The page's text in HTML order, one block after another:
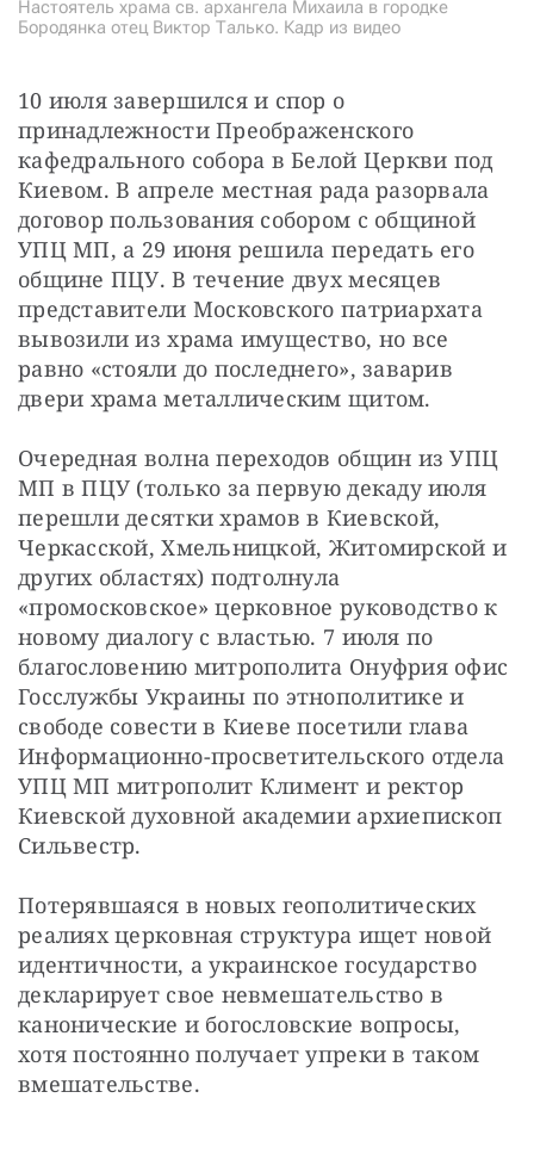
Настоятель храма св. архангела Михаила в городке
Бородянка отец Виктор Талько. Кадр из видео
10 июля завершился и спор о
принадлежности Преображенского
кафедрального собора в Белой Церкви под
Киевом. В апреле местная рада разорвала
договор пользования собором с общиной
УПЦ МП, а 29 июня решила передать его
общине ПЦУ. В течение двух месяцев
представители Московского патриархата
вывозили из храма имущество, но все
равно «стояли до последнего», заварив
двери храма металлическим щитом.
Очередная волна переходов общин из УПЦ
МП в ПЦУ (только за первую декаду июля
перешли десятки храмов в Киевской,
Черкасской, Хмельницкой, Житомирской и
других областях) подтолнула
«промосковское» церковное руководство к
новому диалогу с властью. 7 июля по
благословению митрополита Онуфрия офис
Госслужбы Украины по этнополитике и
свободе совести в Киеве посетили глава
Информационно-просветительского отдела
УПЦ МП митрополит Климент и ректор
Киевской духовной академии архиепископ
Сильвестр.
Потерявшаяся в новых геополитических
реалиях церковная структура ищет новой
идентичности, а украинское государство
декларирует свое невмешательство в
канонические и богословские вопросы,
хотя постоянно получает упреки в таком
вмешательстве.